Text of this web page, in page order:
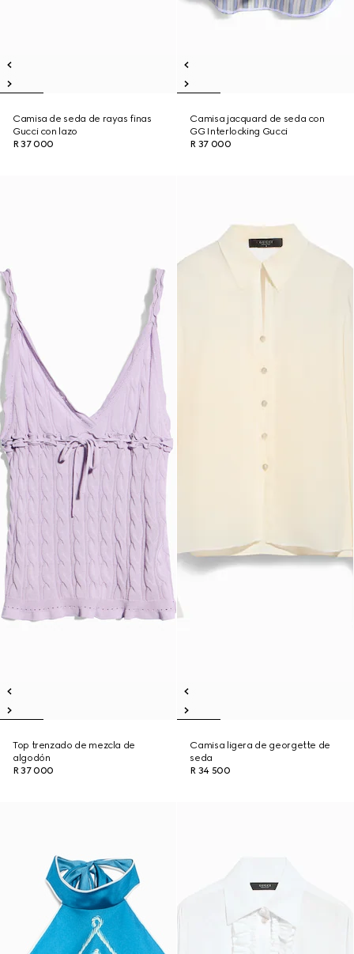
Camisa de seda de rayas finas
Gucci con lazo
R 37 000
Camisa jacquard de seda con
GG Interlocking Gucci
R 37 000
Top trenzado de mezcla de
algodón
R 37 000
Camisa ligera de georgette de
seda
R 34 500